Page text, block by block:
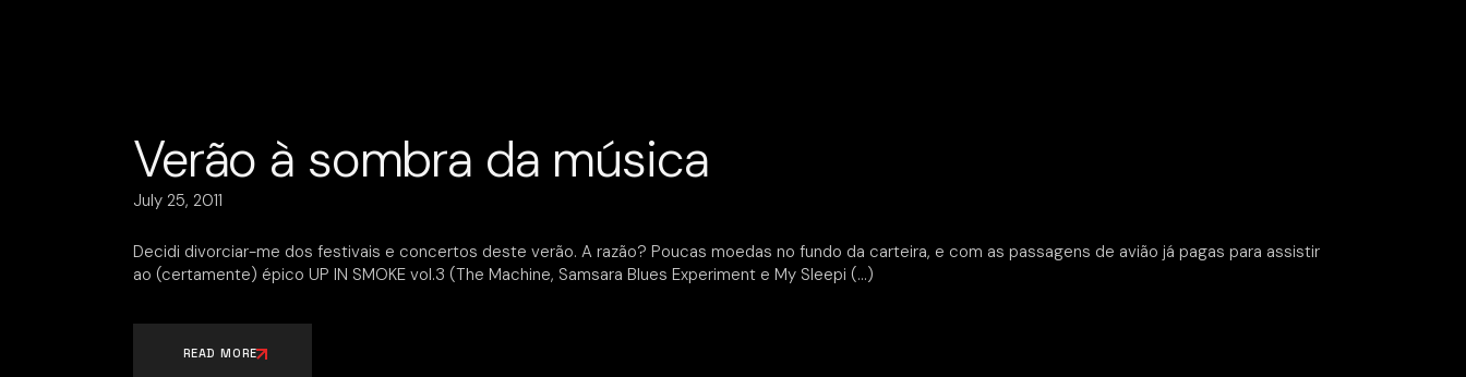
Verão à sombra da música
July 25, 2011
Decidi divorciar-me dos festivais e concertos deste verão. A razão? Poucas moedas no fundo da carteira, e com as passagens de avião já pagas para assistir
ao (certamente) épico UP IN SMOKE vol.3 (The Machine, Samsara Blues Experiment e My Sleepi
READ MORE